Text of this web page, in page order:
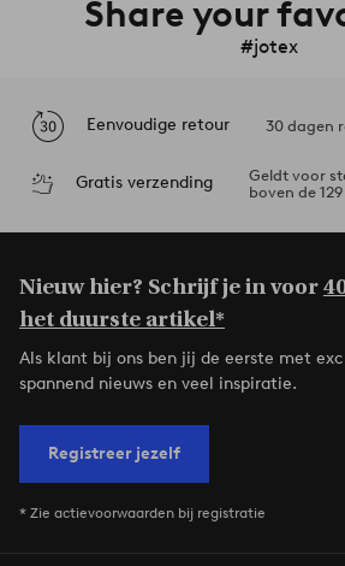
Share your
#jotex
Eenvoudige retour 30 dagen
Gratis verzending
Geldt voor
boven de 129
Nieuw hier? Schrijf je in voor
het duurste artikel*
Als klant bij ons ben jij de eerste met
spannend nieuws en veel inspiratie.
Registreer jezelf
* Zie actievoorwaarden bij registratie